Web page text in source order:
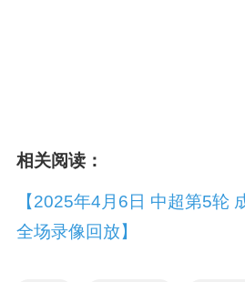
相关阅读：
【2025年4月6日 中超第5轮
全场录像回放】